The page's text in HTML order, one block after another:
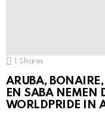
Shares
ARUBA,
EN SABA NEMEN
WORLDPRIDE IN